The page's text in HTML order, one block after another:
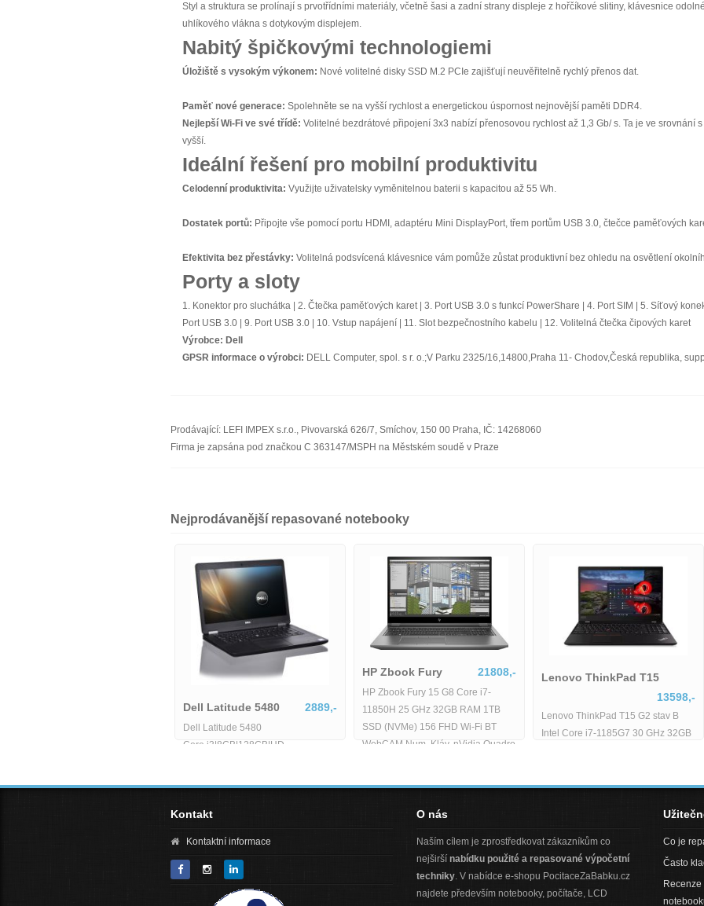
Styl a struktura se prolínají s prvotřídními materiály, včetně šasi a zadní strany displeje z hořčíkové slitiny, klávesnice
uhlíkového vlákna s dotykovým displejem.
Nabitý špičkovými technologiemi
Úložiště s vysokým výkonem: Nové volitelné disky SSD M.2 PCIe zajišťují neuvěřitelně rychlý přenos dat.
Paměť nové generace: Spolehněte se na vyšší rychlost a energetickou úspornost nejnovější paměti DDR4.
Nejlepší Wi-Fi ve své třídě: Volitelné bezdrátové připojení 3x3 nabízí přenosovou rychlost až 1,3 Gb/ s. Ta je ve srovnání
vyšší.
Ideální řešení pro mobilní produktivitu
Celodenní produktivita: Využijte uživatelsky vyměnitelnou baterii s kapacitou až 55 Wh.
Dostatek portů: Připojte vše pomocí portu HDMI, adaptéru Mini DisplayPort, třem portům USB 3.0, čtečce paměťových
Efektivita bez přestávky: Volitelná podsvícená klávesnice vám pomůže zůstat produktivní bez ohledu na osvětlení
Porty a sloty
1. Konektor pro sluchátka | 2. Čtečka paměťových karet | 3. Port USB 3.0 s funkcí PowerShare | 4. Port SIM | 5. Síťový
Port USB 3.0 | 9. Port USB 3.0 | 10. Vstup napájení | 11. Slot bezpečnostního kabelu | 12. Volitelná čtečka čipových karet
Výrobce: Dell
GPSR informace o výrobci: DELL Computer, spol. s r. o.;V Parku 2325/16,14800,Praha 11- Chodov,Česká republika,
Prodávající: LEFI IMPEX s.r.o., Pivovarská 626/7, Smíchov, 150 00 Praha, IČ: 14268060
Firma je zapsána pod značkou C 363147/MSPH na Městském soudě v Praze
Nejprodávanější repasované notebooky
Dell Latitude 5480 2889,-
Dell Latitude 5480
Core i3|8GB|128GB|HD
HP Zbook Fury 21808,-
HP Zbook Fury 15 G8 Core i7-
11850H 25 GHz 32GB RAM 1TB
SSD (NVMe) 156 FHD Wi-Fi BT
WebCAM Num. Kláv. nVidia Quadro
Lenovo ThinkPad T15
13598,-
Lenovo ThinkPad T15 G2 stav B
Intel Core i7-1185G7 30 GHz 32GB
Kontakt
Kontaktní informace
O nás
Naším cílem je zprostředkovat zákazníkům co
nejširšínabídku použité a repasované výpočetní
techniky. V nabídce e-shopu PocitaceZaBabku.cz
najdete především notebooky, počítače, LCD
Co je
Často